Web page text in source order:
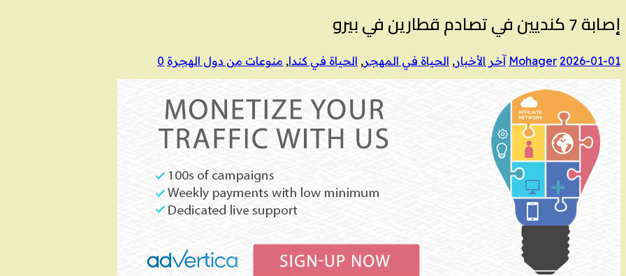
إصابة 7 كنديين في تصادم قطارين في بيرو
2026-01-01
Mohager آخر الأخبار, الحياة في المهجر, الحياة في كندا, منوعات من دول الهجرة 0